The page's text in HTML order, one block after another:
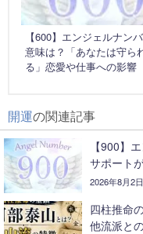
【600】エンジェルナン
意味は？「あなたは守ら
る」恋愛や仕事への影響
開運の関連記事
【900】
サポート
2026年8月2日
四柱推命
他流派と